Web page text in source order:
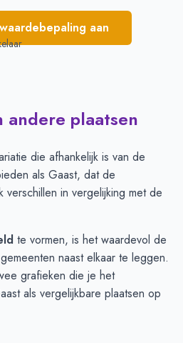
aan
andere plaatsen
die afhankelijk is van de
als Gaast, dat de
verschillen in vergelijking met de
te vormen, is het waardevol de
naast elkaar te leggen.
grafieken die je het
als vergelijkbare plaatsen op